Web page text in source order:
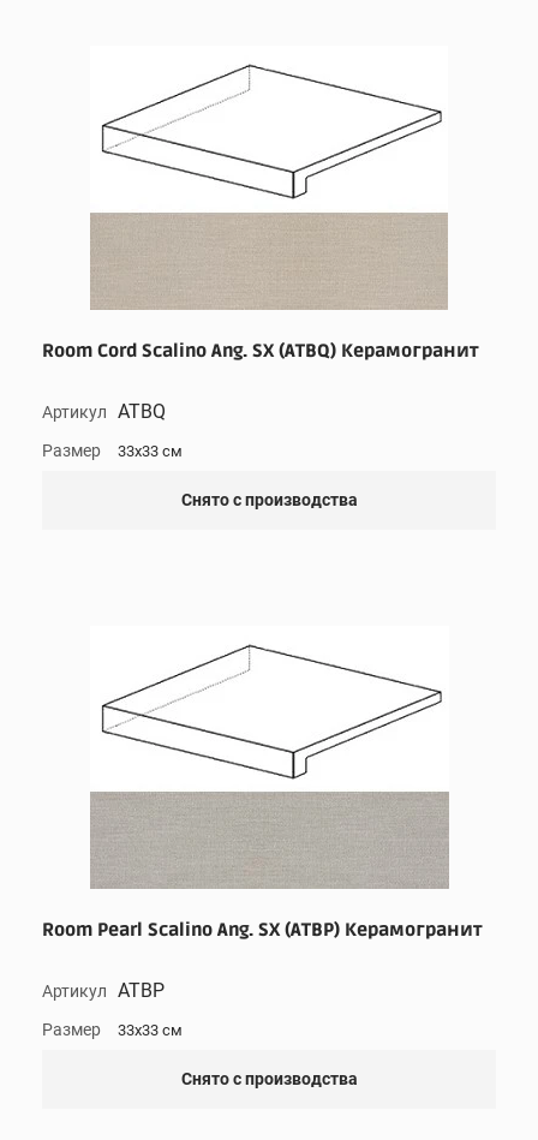
Room Cord Scalino Ang. SX (ATBQ) Керамогранит
Артикул ATBQ
Размер 33x33 см
Снято с производства
Room Pearl Scalino Ang. SX (ATBP) Керамогранит
Артикул ATBP
Размер 33x33 см
Снято с производства